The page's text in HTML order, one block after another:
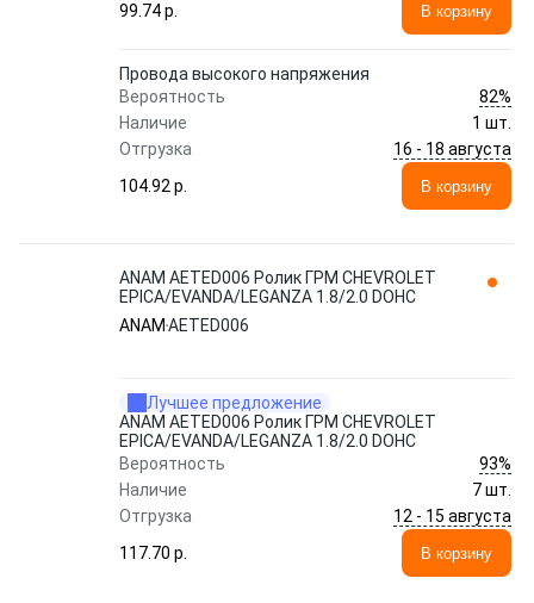
99.74 p.
В корзину
Провода высокого напряжения
Вероятность
82%
Наличие
1 шт.
Отгрузка
16 - 18 августа
104.92 p.
В корзину
ANAM AETED006 Ролик ГРМ CHEVROLET
EPICA/EVANDA/LEGANZA 1.8/2.0 DOHC
ANAM AETED006
Лучшее предложение
ANAM AETED006 Ролик ГРМ CHEVROLET
EPICA/EVANDA/LEGANZA 1.8/2.0 DOHC
Вероятность
93%
Наличие
7 шт.
Отгрузка
12 - 15 августа
117.70 p.
В корзину